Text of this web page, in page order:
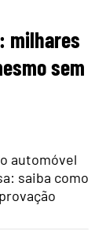
milhares
sem
automóvel
saiba como